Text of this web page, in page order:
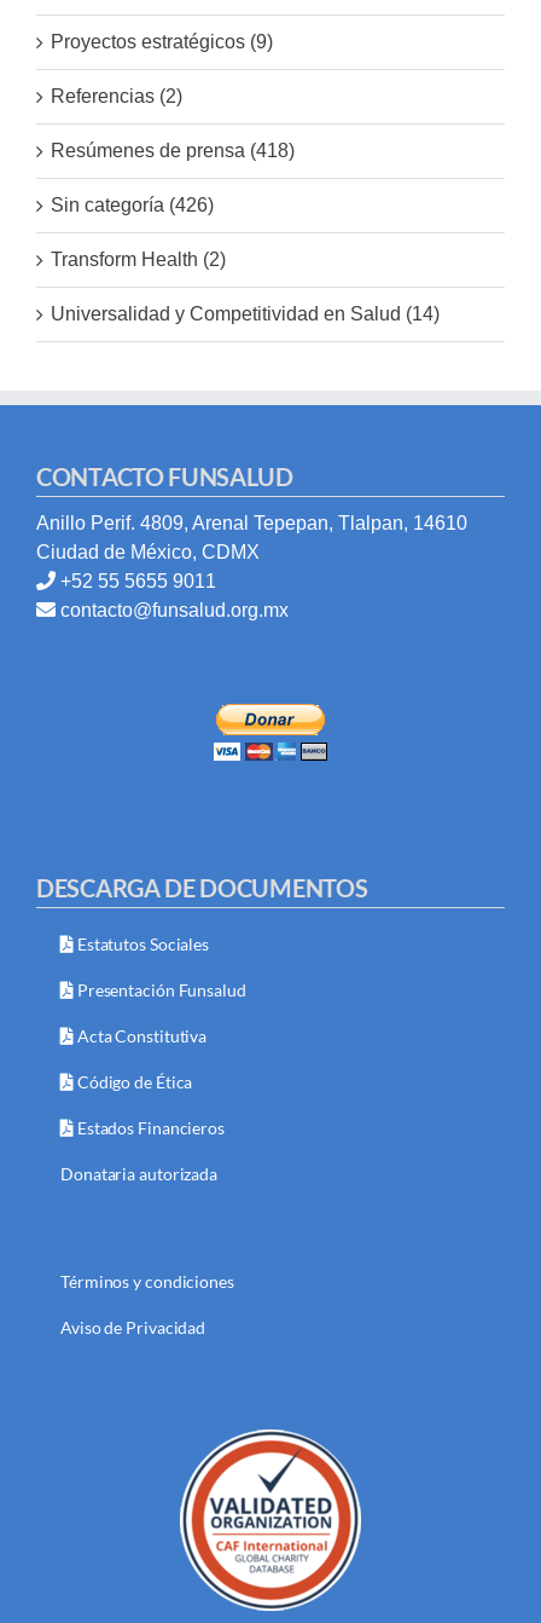
Proyectos estratégicos (9)
Referencias (2)
Resúmenes de prensa (418)
Sin categoría (426)
Transform Health (2)
Universalidad y Competitividad en Salud (14)
CONTACTO FUNSALUD
Anillo Perif. 4809, Arenal Tepepan, Tlalpan, 14610
Ciudad de México, CDMX
+52 55 5655 9011
contacto@funsalud.org.mx
DESCARGA DE DOCUMENTOS
Estatutos Sociales
Presentación Funsalud
Acta Constitutiva
Código de Ética
Estados Financieros
Donataria autorizada
Términos y condiciones
Aviso de Privacidad